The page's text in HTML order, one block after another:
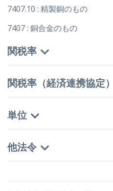
7407.10 : 精製銅のもの
7407 : 銅合金のもの
関税率
関税率（経済連携協定）
単位
他法令